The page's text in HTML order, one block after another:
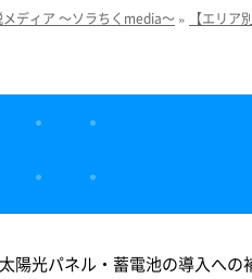
ディア ～ソラちくmedia～ » 【エリ
陽光パネル・蓄電池の導入への